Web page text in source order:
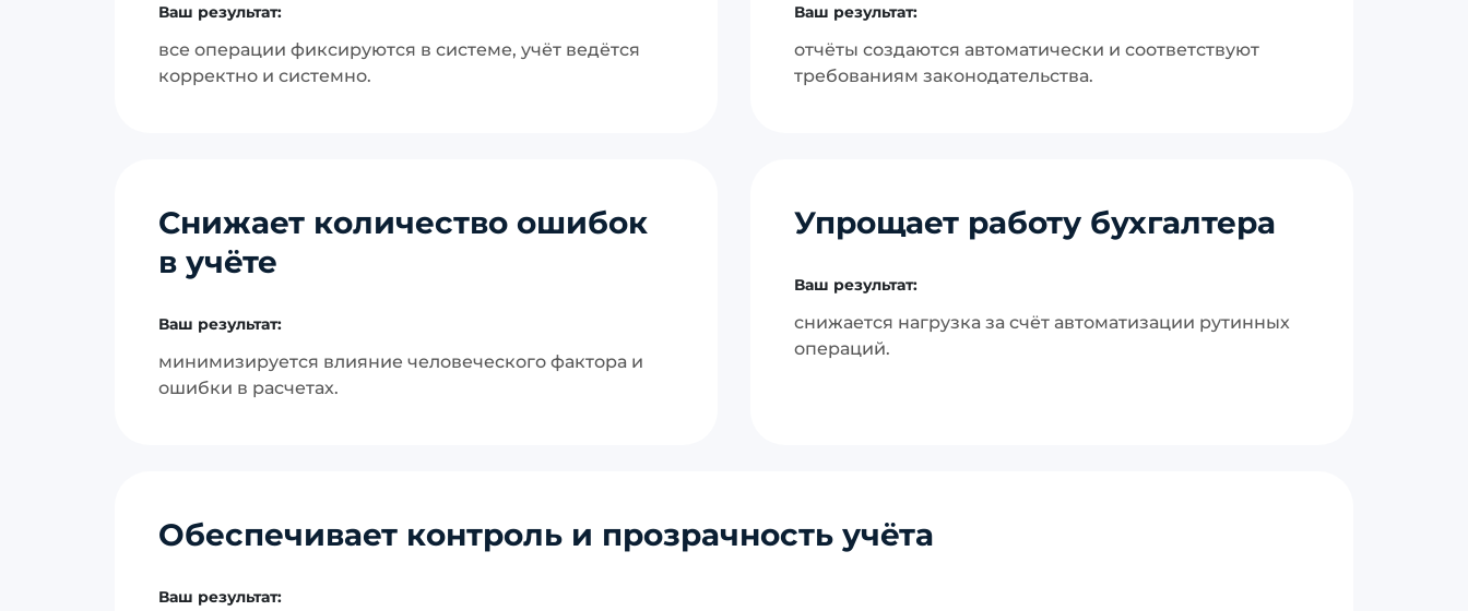
Ваш результат:
все операции фиксируются в системе, учёт ведётся
корректно и системно.
Ваш результат:
отчёты создаются автоматически и соответствуют
требованиям законодательства.
Снижает количество ошибок
в учёте
Ваш результат:
минимизируется влияние человеческого фактора и
ошибки в расчетах.
Упрощает работу бухгалтера
Ваш результат:
снижается нагрузка за счёт автоматизации рутинных
операций.
Обеспечивает контроль и прозрачность учёта
Ваш результат: